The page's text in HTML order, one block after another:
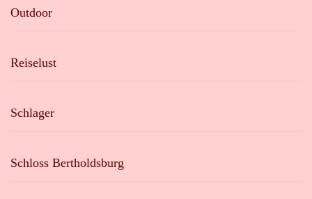
Outdoor
Reiselust
Schlager
Schloss Bertholdsburg